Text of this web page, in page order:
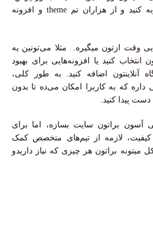
می‌تونین امکانات جالبیو تجربه کنید و از هزاران تم theme و افزونه
وقت ازتون میگیره. مثلا می‌تونین یه
انتخاب کنید یا افزونه‌هایی برای بهبود
آنلاینتون اضافه کنید. به طور کلی،
داره که به کاربرا امکان می‌ده تا بدون
پیدا کنید.
آسون براتون سایت بسازه، اما برای
لازمه از تیم‌های متخصص کمک
میتونه براتون هر چیزی که نیاز داریدو